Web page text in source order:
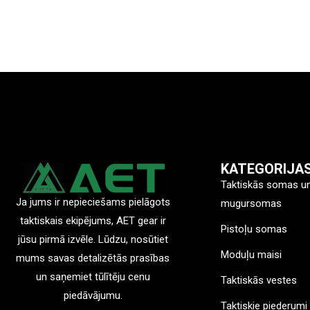
Ja jums ir nepieciešams pielāgots
taktiskais ekipējums, AET gear ir
jūsu pirmā izvēle. Lūdzu, nosūtiet
mums savas detalizētās prasības
un saņemiet tūlītēju cenu
piedāvājumu.
Taktiskās somas
mugursomas
Pistoļu somas
Moduļu maisi
Taktiskās vestes
Taktiskie piederumi